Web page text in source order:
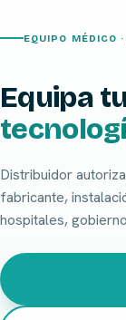
EQUIPO MÉDICO
Equipa
Distribuidor
fabricante,
hospitales,